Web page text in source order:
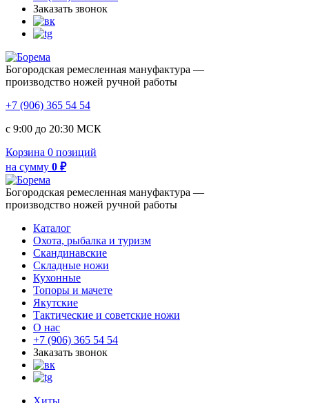
Заказать звонок
Богородская ремесленная мануфактура —
производство ножей ручной работы
+7 (906) 365 54 54
с 9:00 до 20:30 МСК
Корзина 0 позиций
на сумму 0 ₽
Богородская ремесленная мануфактура —
производство ножей ручной работы
Каталог
Охота, рыбалка и туризм
Скандинавские
Складные ножи
Кухонные
Топоры и мачете
Якутские
Тактические и советские ножи
О нас
+7 (906) 365 54 54
Заказать звонок
Хиты